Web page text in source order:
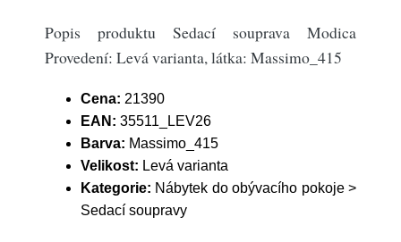
Popis produktu Sedací souprava Modica
Provedení: Levá varianta, látka: Massimo_415
Cena: 21390
EAN: 35511_LEV26
Barva: Massimo_415
Velikost: Levá varianta
Kategorie: Nábytek do obývacího pokoje >
Sedací soupravy